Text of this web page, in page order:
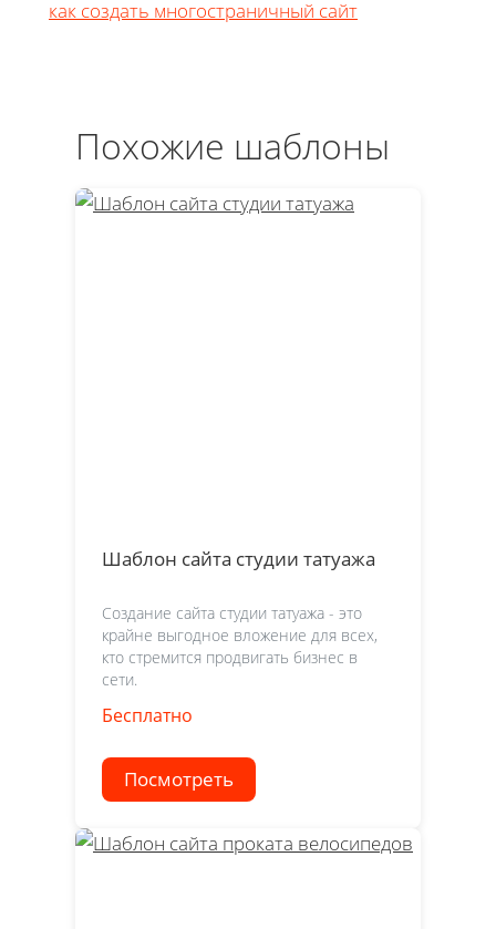
как создать многостраничный сайт
Похожие шаблоны
Шаблон сайта студии татуажа
Создание сайта студии татуажа - это
крайне выгодное вложение для всех,
кто стремится продвигать бизнес в
сети.
Бесплатно
Посмотреть